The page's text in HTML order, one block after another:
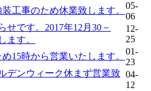
工事のため休業致します。 05-
06
です。2017年12月30－
ます。
12-
25
15時から営業いたします。 01-
23
デンウィーク休まず営業致 04-
12